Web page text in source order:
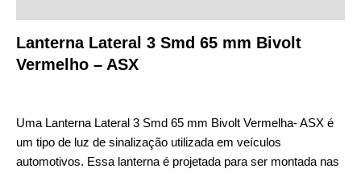
Lanterna Lateral 3 Smd 65 mm Bivolt
Vermelho – ASX
Uma Lanterna Lateral 3 Smd 65 mm Bivolt Vermelha- ASX é
um tipo de luz de sinalização utilizada em veículos
automotivos. Essa lanterna é projetada para ser montada nas